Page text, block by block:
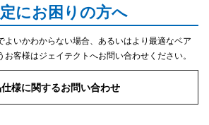
にお困りの方へ
よいかわからない場合、あるいはより最適なベア
客様はジェイテクトへお問い合わせください。
様に関するお問い合わせ